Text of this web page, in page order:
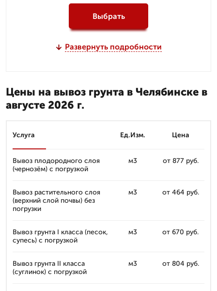
Выбрать
Развернуть подробности
Цены на вывоз грунта в Челябинске в
августе 2026 г.
Услуга Ед.Изм. Цена
Вывоз плодородного слоя
(чернозём) с погрузкой
м3 от 877 руб.
Вывоз растительного слоя
(верхний слой почвы) без
погрузки
м3 от 464 руб.
Вывоз грунта I класса (песок,
супесь) с погрузкой
м3 от 670 руб.
Вывоз грунта II класса
(суглинок) с погрузкой
м3 от 804 руб.